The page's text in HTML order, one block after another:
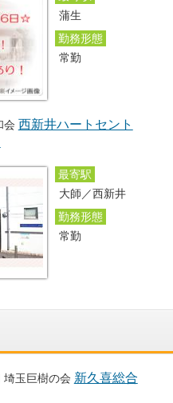
蒲生
勤務形態
常勤
会 西新井ハートセント
最寄駅
大師／西新井
勤務形態
常勤
埼玉巨樹の会 新久喜総合